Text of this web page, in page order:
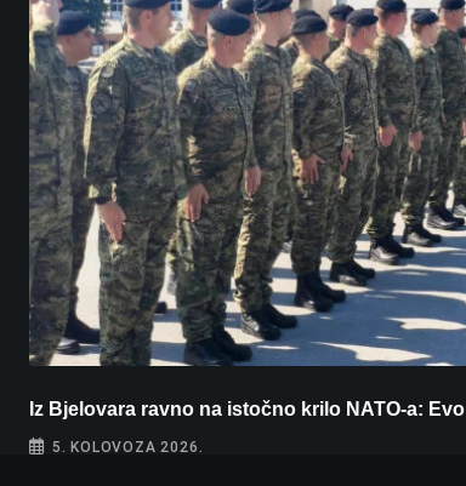
Iz Bjelovara ravno na istočno krilo NATO-a: Evo
5. KOLOVOZA 2026.